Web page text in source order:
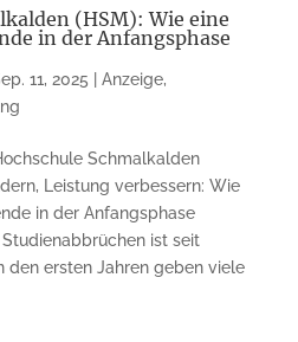
(HSM): Wie eine
in der Anfangsphase
11, 2025 Anzeige,
Schmalkalden
Leistung verbessern: Wie
in der Anfangsphase
ist seit
den ersten Jahren geben viele